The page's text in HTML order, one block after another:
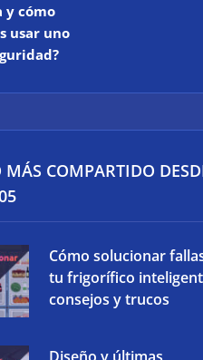
y cómo
usar uno
MÁS COMPARTIDO
Cómo solucionar
tu frigorífico
consejos y trucos
Diseño y últimas